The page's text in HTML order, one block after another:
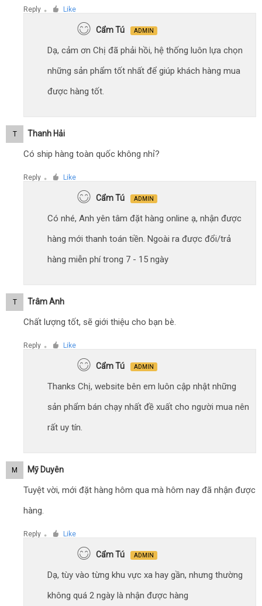
Reply ● Like
Cẩm Tú ADMIN
Dạ, cảm ơn Chị đã phải hồi, hệ thống luôn lựa chọn
những sản phẩm tốt nhất để giúp khách hàng mua
được hàng tốt.
T Thanh Hải
Có ship hàng toàn quốc không nhỉ?
Reply ● Like
Cẩm Tú ADMIN
Có nhé, Anh yên tâm đặt hàng online ạ, nhận được
hàng mới thanh toán tiền. Ngoài ra được đổi/trả
hàng miễn phí trong 7 - 15 ngày
T Trâm Anh
Chất lượng tốt, sẽ giới thiệu cho bạn bè.
Reply ● Like
Cẩm Tú ADMIN
Thanks Chị, website bên em luôn cập nhật những
sản phẩm bán chạy nhất đề xuất cho người mua nên
rất uy tín.
M Mỹ Duyên
Tuyệt vời, mới đặt hàng hôm qua mà hôm nay đã nhận được
hàng.
Reply ● Like
Cẩm Tú ADMIN
Dạ, tùy vào từng khu vực xa hay gần, nhưng thường
không quá 2 ngày là nhận được hàng